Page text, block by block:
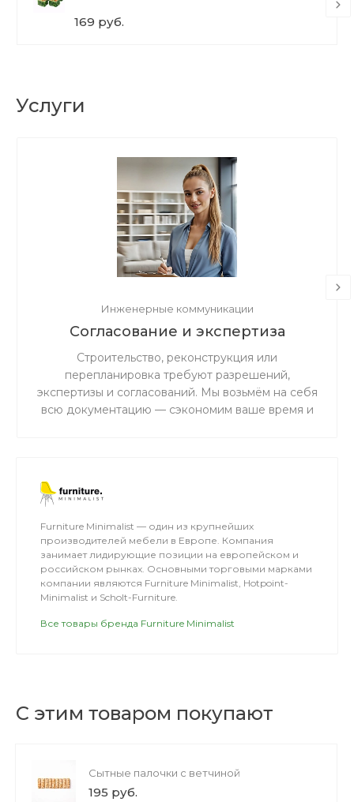
169 руб.
Услуги
Инженерные коммуникации
Согласование и экспертиза
Строительство, реконструкция или
перепланировка требуют разрешений,
экспертизы и согласований. Мы возьмём на себя
всю документацию — сэкономим ваше время и
Furniture Minimalist — один из крупнейших
производителей мебели в Европе. Компания
занимает лидирующие позиции на европейском и
российском рынках. Основными торговыми марками
компании являются Furniture Minimalist, Hotpoint-
Minimalist и Scholt-Furniture.
Все товары бренда Furniture Minimalist
С этим товаром покупают
Сытные палочки с ветчиной
195 руб.